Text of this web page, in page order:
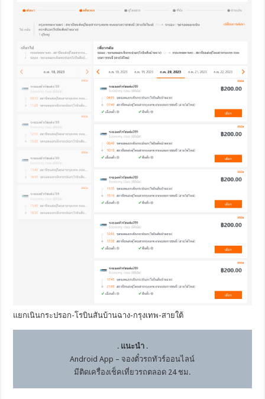
แยกเนินกระปรอก-โรบินสันบ้านฉาง-กรุงเทพ-สายใต้
. แนะนำ.
Android App – จองตั๋วรถทัวร์ออนไลน์
มีติดเครื่องเช็คเที่ยวรถตลอด 24 ชม.